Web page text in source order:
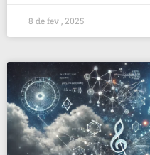
8 de fev , 2025